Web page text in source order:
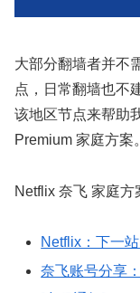
大部分翻墙者并不
点，日常翻墙也不
该地区节点来帮助
Premium 家庭方案。
Netflix 奈飞 家庭方
Netflix：下一
奈飞账号分享